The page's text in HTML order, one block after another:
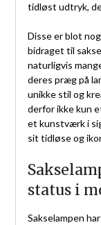
tidløst udtryk,
Disse er blot
bidraget til
naturligvis
deres præg på
unikke stil og
derfor ikke kun
et kunstværk i
sit tidløse og
status i
Sakselampen